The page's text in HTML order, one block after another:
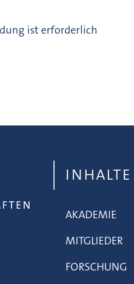
ist erforderlich
INHALTE
AKADEMIE
MITGLIEDER
FORSCHUNG